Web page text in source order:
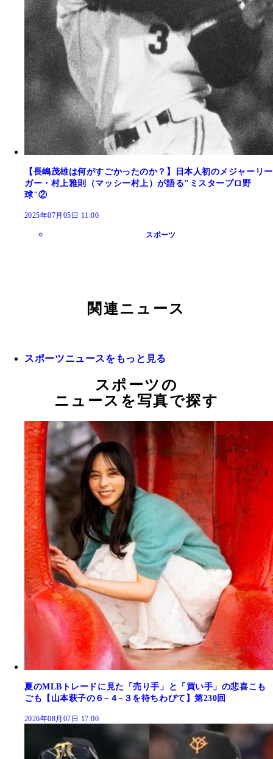
【長嶋茂雄は何がすごかったのか？】日本人初のメジャーリー
ガー・村上雅則（マッシー村上）が語る"ミスタープロ野
球"②
2025年07月05日 11:00
スポーツ
関連ニュース
スポーツニュースをもっと見る
スポーツの
ニュースを写真で探す
夏のMLBトレードに見た「売り手」と「買い手」の悲喜こも
ごも【山本萩子の６−４−３を待ちわびて】第230回
2026年08月07日 17:00